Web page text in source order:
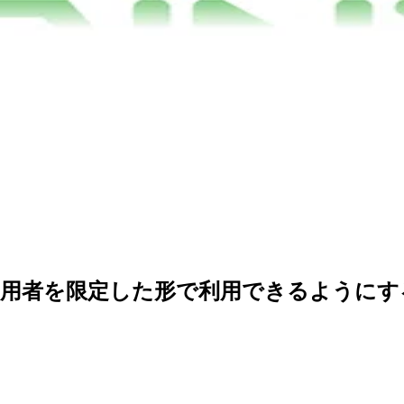
者を限定した形で利用できるように